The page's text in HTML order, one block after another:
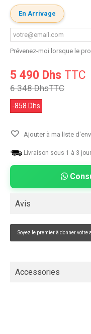
En Arrivage
Prévenez-moi lorsque le
5 490 Dhs TTC
6 348 DhsTTC
-858 Dhs
Ajouter à ma liste
Livraison sous 1 à 3
Avis
Soyez le premier à donner votre
Accessories